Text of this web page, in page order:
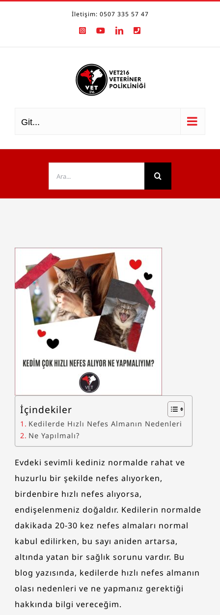
İletişim: 0507 335 57 47
InstagramYouTubeLinkedIn
Git...
İçindekiler
Kedilerde Hızlı Nefes Almanın Nedenleri
Ne Yapılmalı?
Evdeki sevimli kediniz normalde rahat ve
huzurlu bir şekilde nefes alıyorken,
birdenbire hızlı nefes alıyorsa,
endişelenmeniz doğaldır. Kedilerin normalde
dakikada 20-30 kez nefes almaları normal
kabul edilirken, bu sayı aniden artarsa,
altında yatan bir sağlık sorunu vardır. Bu
blog yazısında, kedilerde hızlı nefes almanın
olası nedenleri ve ne yapmanız gerektiği
hakkında bilgi vereceğim.